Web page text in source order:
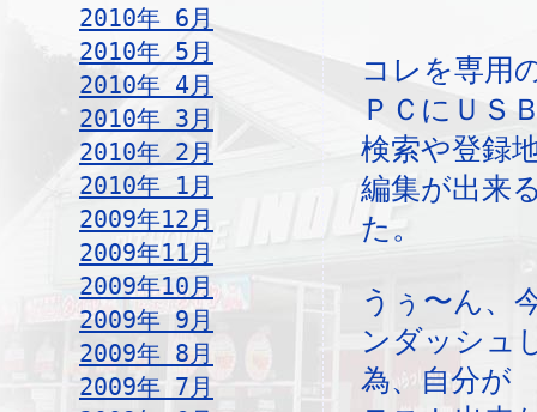
2010年 6月
2010年 5月
2010年 4月
2010年 3月
2010年 2月
2010年 1月
2009年12月
2009年11月
2009年10月
2009年 9月
2009年 8月
2009年 7月
コレを専用
ＰＣにＵＳ
検索や登録
編集が出来
た。
うぅ〜ん、
ンダッシュ
為、自分が